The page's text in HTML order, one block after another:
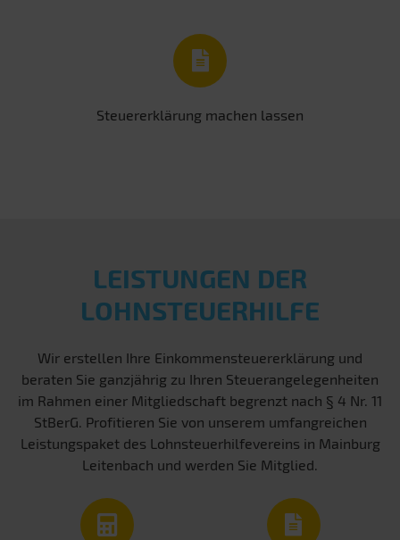
Steuererklärung machen lassen
LEISTUNGEN DER
LOHNSTEUERHILFE
Wir erstellen Ihre Einkommensteuererklärung und
beraten Sie ganzjährig zu Ihren Steuerangelegenheiten
im Rahmen einer Mitgliedschaft begrenzt nach § 4 Nr. 11
StBerG. Profitieren Sie von unserem umfangreichen
Leistungspaket des Lohnsteuerhilfevereins in Mainburg
Leitenbach und werden Sie Mitglied.